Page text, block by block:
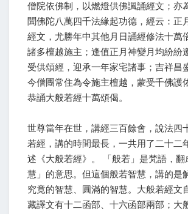
僧院依佛制，以燃燈供佛諷誦經文；亦
聞佛陀八萬四千法緣起功德，經云：正
經文，尤勝年中其他月日誦經修法十萬
諸多檀越施主；逢值正月神變月均紛紛
受供頌經，迎承一年家宅諸事；吉祥昌
今僧團常住為令施主檀越，蒙受千佛護
恭誦大般若經十萬頌偈。
世尊當年在世，講經三百餘會，說法四
若經，講的時間最長，一共用了二十二
述《大般若經》。 「般若」是梵語，翻
慧」的意思。但這個般若智慧，講的是
究竟的智慧、圓滿的智慧。大般若經文
藏譯文有十二函部、十六函部兩部；大